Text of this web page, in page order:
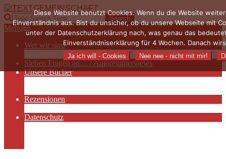
Skip
to
content
TEXTGEMEINSCHAFT
Search
Primary
Navigation
Menu
Menu
Wer wir sind
Die Hauptakteurinnen
Sieben Fragen an… / Autoreninterviews
Unsere Bücher
Rezensionen
Datenschutz
Diese Website benutzt Cookies. Wenn du die Website
Einverständnis aus. Bist du unsicher, ob du unsere Webseite mit
unter der Datenschutzerklärung nach, was genau das
Einverständniserklärung für 4 Wochen. Danach
Ja ich will - Cookies Nee nee - nicht mit mir!